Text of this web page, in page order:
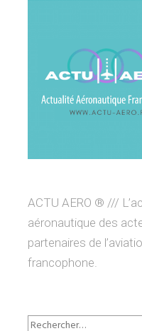
ACTU AERO ® ///
aéronautique des
partenaires de
francophone.
Rechercher :